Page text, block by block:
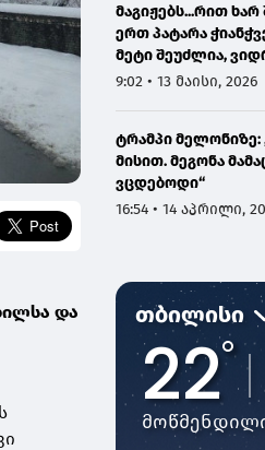
და
მაგიჟებს...რით ხარ
ერთ პატარა
მეტი შეუძლია,
ჩვენგანს...
9:02 • 13 მაისი, 2026
ტრამპი მელონიზე:
მისით. მეგონა
ვცდებოდი“
16:54 • 14 აპრილი,